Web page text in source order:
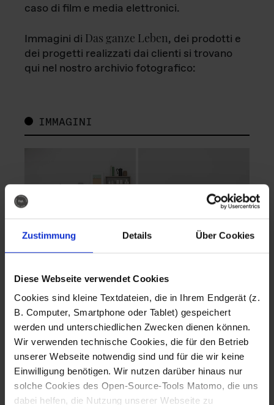
Zustimmung Details Über Cookies
Diese Webseite verwendet Cookies
Cookies sind kleine Textdateien, die in Ihrem Endgerät (z.
B. Computer, Smartphone oder Tablet) gespeichert
werden und unterschiedlichen Zwecken dienen können.
Wir verwenden technische Cookies, die für den Betrieb
unserer Webseite notwendig sind und für die wir keine
Einwilligung benötigen. Wir nutzen darüber hinaus nur
solche Cookies des Open-Source-Tools Matomo, die uns
dabei helfen, die Nutzung unserer Webseite zu
caso di film e media elettronici.
Immagini di Das ganze Leben, dei prodotti e
dei progetti realizzati dai clienti si trovano
qui nel nostro archivio fotografico:
IMMAGINI
Fotografo: Lorenz
Sternbach
Download
Fotografo: Lorenz
Sternbach
Download